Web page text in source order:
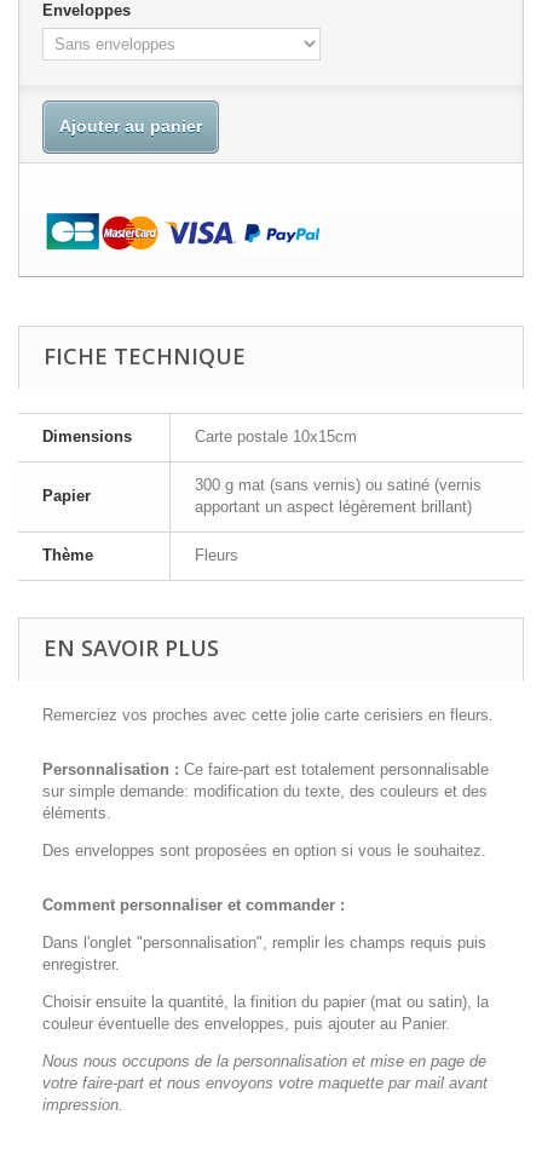
Enveloppes
Ajouter au panier
FICHE TECHNIQUE
Dimensions Carte postale 10x15cm
Papier
300 g mat (sans vernis) ou satiné (vernis
apportant un aspect légèrement brillant)
Thème Fleurs
EN SAVOIR PLUS
Remerciez vos proches avec cette jolie carte cerisiers en fleurs.
Personnalisation : Ce faire-part est totalement personnalisable
sur simple demande: modification du texte, des couleurs et des
éléments.
Des enveloppes sont proposées en option si vous le souhaitez.
Comment personnaliser et commander :
Dans l'onglet "personnalisation", remplir les champs requis puis
enregistrer.
Choisir ensuite la quantité, la finition du papier (mat ou satin), la
couleur éventuelle des enveloppes, puis ajouter au Panier.
Nous nous occupons de la personnalisation et mise en page de
votre faire-part et nous envoyons votre maquette par mail avant
impression.